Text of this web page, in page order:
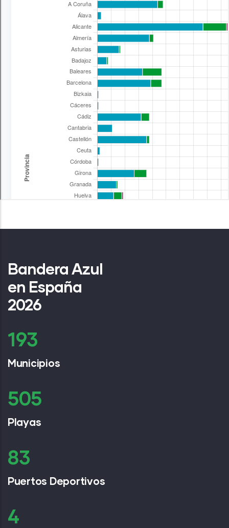
Bandera Azul
en España
2026
258
Municipios
677
Playas
111
Puertos Deportivos
6